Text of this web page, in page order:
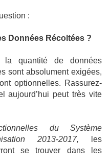
:
Données Récoltées ?
quantité de données
sont absolument exigées,
optionnelles. Rassurez-
aujourd’hui peut très vite
du Système
2013-2017, les
se trouver dans les